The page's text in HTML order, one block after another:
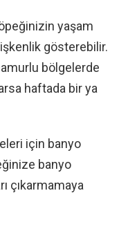
yaşam
gösterebilir.
bölgelerde
haftada bir ya
için banyo
banyo
çıkarmamaya